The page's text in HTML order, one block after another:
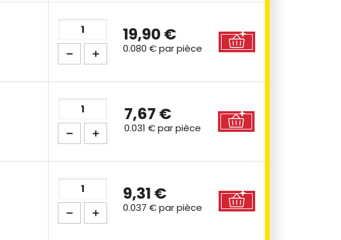
19,90 €
0.080 €par pièce
7,67 €
0.031 €par pièce
9,31 €
0.037 €par pièce